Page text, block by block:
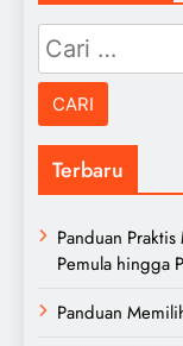
Cari
untuk:
Terbaru
Panduan
Pemula hingga
Panduan